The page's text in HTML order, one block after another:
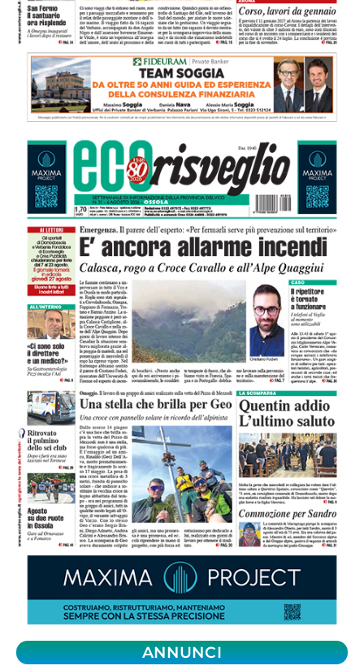
ANNUNCI